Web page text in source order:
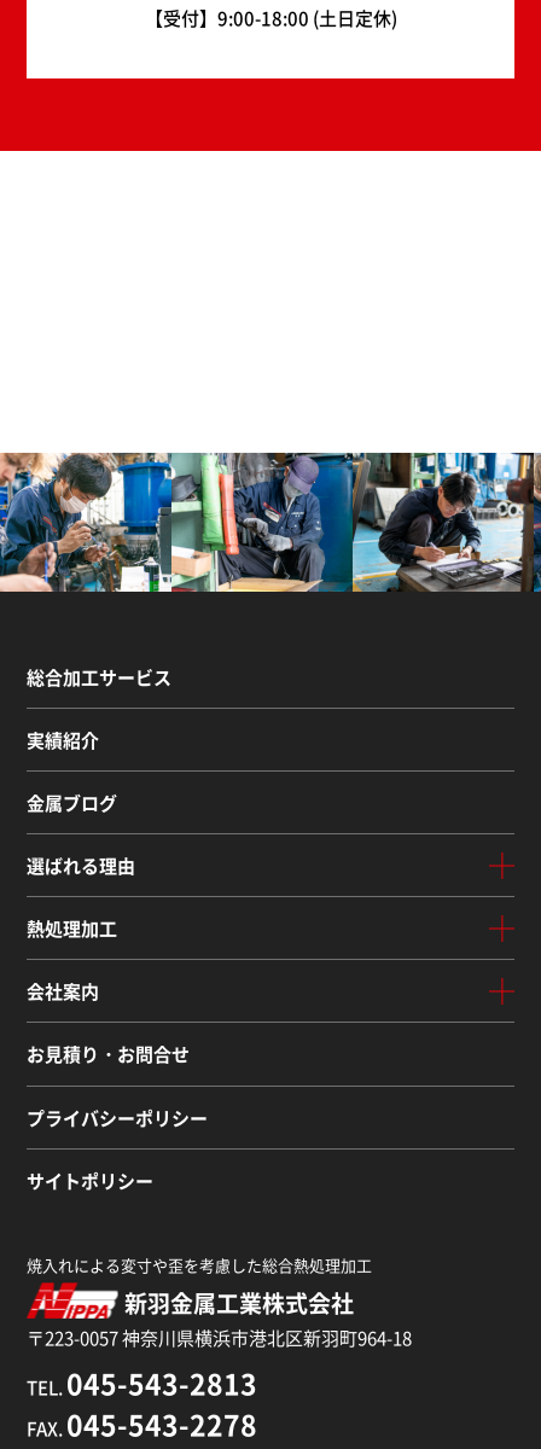
【受付】9:00-18:00 (土日定休)
総合加工サービス
実績紹介
金属ブログ
選ばれる理由
熱処理加工
会社案内
お見積り・お問合せ
プライバシーポリシー
サイトポリシー
焼入れによる変寸や歪を考慮した総合熱処理加工
新羽金属工業株式会社
〒223-0057 神奈川県横浜市港北区新羽町964-18
TEL. 045-543-2813
FAX. 045-543-2278